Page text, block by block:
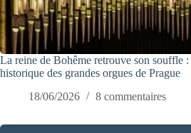
La reine de Bohême retrouve son souffle
historique des grandes orgues de Prague
18/06/2026
8 commentaires